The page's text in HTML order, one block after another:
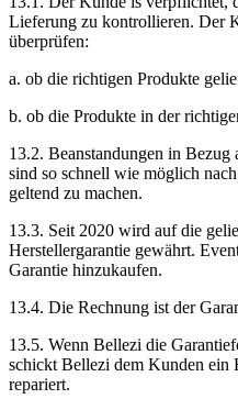
Lieferung zu kontrollieren. Der
überprüfen:
a. ob die richtigen Produkte
b. ob die Produkte in der
13.2. Beanstandungen in
sind so schnell wie möglich
geltend zu machen.
13.3. Seit 2020 wird auf die
Herstellergarantie gewährt.
Garantie hinzukaufen.
13.4. Die Rechnung ist der
13.5. Wenn Bellezi die
schickt Bellezi dem Kunden ein
repariert.